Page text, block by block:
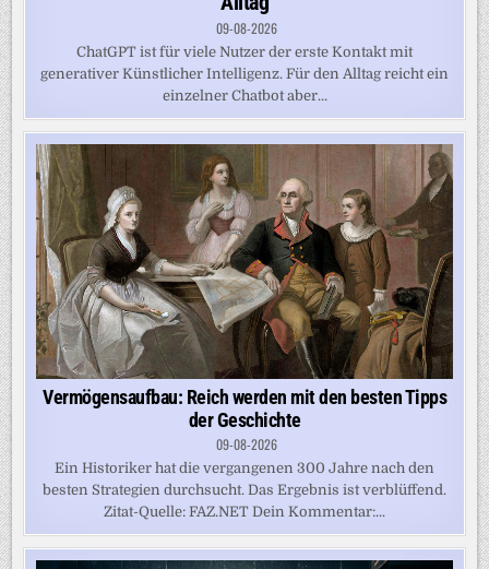
09-08-2026
ChatGPT ist für viele Nutzer der erste Kontakt mit
generativer Künstlicher Intelligenz. Für den Alltag reicht ein
einzelner Chatbot aber...
Vermögensaufbau: Reich werden mit den besten Tipps
der Geschichte
09-08-2026
Ein Historiker hat die vergangenen 300 Jahre nach den
besten Strategien durchsucht. Das Ergebnis ist verblüffend.
Zitat-Quelle: FAZ.NET Dein Kommentar:...